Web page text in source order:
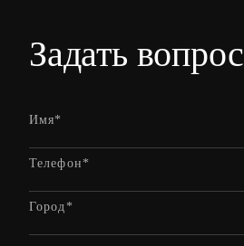
Задать вопрос